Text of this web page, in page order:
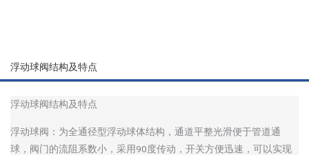
浮动球阀结构及特点
浮动球阀结构及特点
浮动球阀：为全通径型浮动球体结构，通道平整光滑便于管道通
球，阀门的流阻系数小，采用90度传动，开关方便迅速，可以实现